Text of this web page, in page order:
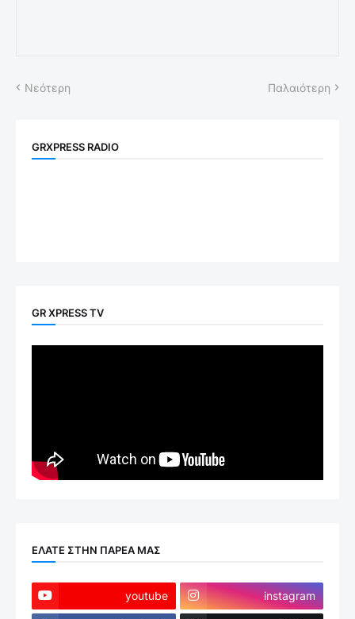
Νεότερη Παλαιότερη
GRXPRESS RADIO
GR XPRESS TV
ΕΛΑΤΕ ΣΤΗΝ ΠΑΡΕΑ ΜΑΣ
youtube instagram